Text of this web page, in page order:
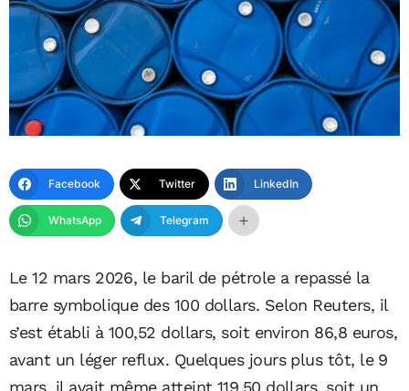
Facebook Twitter LinkedIn
WhatsApp Telegram
Le 12 mars 2026, le baril de pétrole a repassé la
barre symbolique des 100 dollars. Selon Reuters, il
s’est établi à 100,52 dollars, soit environ 86,8 euros,
avant un léger reflux. Quelques jours plus tôt, le 9
mars, il avait même atteint 119,50 dollars, soit un